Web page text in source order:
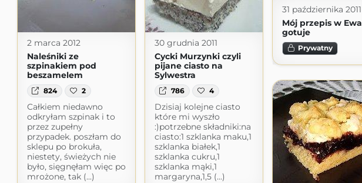
31 października 2011
Mój przepis w Ewa
gotuje
Prywatny
2 marca 2012
Naleśniki ze
szpinakiem pod
beszamelem
824 2
Całkiem niedawno
odkryłam szpinak i to
przez zupełny
przypadek. poszłam do
sklepu po brokuła,
niestety, świeżych nie
było, sięgnęłam więc po
mrożone, tak (...)
30 grudnia 2011
Cycki Murzynki czyli
pijane ciasto na
Sylwestra
786 4
Dzisiaj kolejne ciasto
które mi wyszło
:)potrzebne składniki:na
ciasto:1 szklanka maku,1
szklanka białek,1
szklanka cukru,1
szklanka mąki,1
margaryna,1,5 (...)